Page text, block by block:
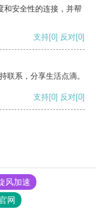
和安全性的连接，并帮
支持[0] 反对[0]
联系，分享生活点滴。
支持[0] 反对[0]
风加速
网